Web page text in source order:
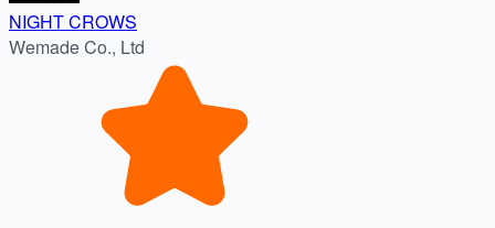
NIGHT CROWS
Wemade Co., Ltd